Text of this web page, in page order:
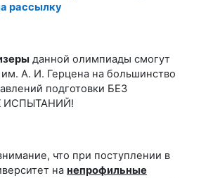
рассылку
данной олимпиады смогут
А. И. Герцена на большинство
подготовки БЕЗ
ИСПЫТАНИЙ!
что при поступлении в
на непрофильные